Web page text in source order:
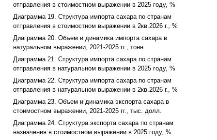
отправления в стоимостном выражении в 2025 году, %
Диаграмма 19. Структура импорта сахара по странам
отправления в стоимостном выражении в 2кв.2026 г., %
Диаграмма 20. Объем и динамика импорта сахара в
натуральном выражении, 2021-2025 гг., тонн
Диаграмма 21. Структура импорта сахара по странам
отправления в натуральном выражении в 2025 году, %
Диаграмма 22. Структура импорта сахара по странам
отправления в натуральном выражении в 2кв.2026 г., %
Диаграмма 23. Объем и динамика экспорта сахара в
стоимостном выражении, 2021-2025 гг., тыс. долл.
Диаграмма 24. Структура экспорта сахара по странам
назначения в стоимостном выражении в 2025 году, %